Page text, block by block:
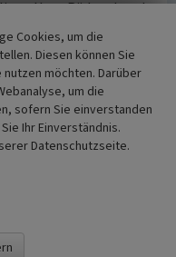
Haus Rüdenet und
in ihrer Gesamtheit ein
Bodendenkmal
und Bearbeitung
(Deutsche
Projektes „Natur-
und Sieg“.
im
Cookies, um die
Diesen können Sie
möchten. Darüber
um die
sofern Sie einverstanden
Ihr Einverständnis.
Datenschutzseite.